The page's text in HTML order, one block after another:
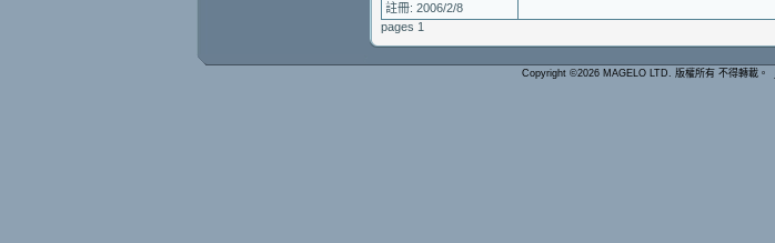
註冊: 2006/2/8
pages 1
Copyright ©2026 MAGELO LTD. 版權所有 不得轉載。